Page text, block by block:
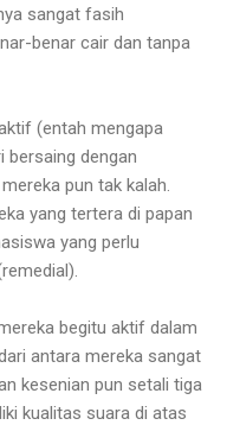
sangat fasih
benar cair dan tanpa
(entah mengapa
bersaing dengan
pun tak kalah.
yang tertera di papan
yang perlu
begitu aktif dalam
antara mereka sangat
kesenian pun setali tiga
kualitas suara di atas